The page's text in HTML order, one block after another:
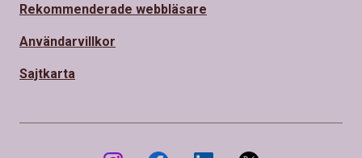
Rekommenderade webbläsare
Användarvillkor
Sajtkarta